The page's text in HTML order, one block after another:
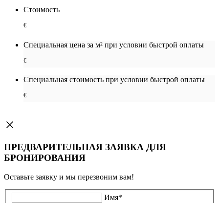
Стоимость
€
Специальная цена за м² при условии быстрой оплаты
€
Специальная cтоимость при условии быстрой оплаты
€
ПРЕДВАРИТЕЛЬНАЯ ЗАЯВКА ДЛЯ
БРОНИРОВАНИЯ
Оставьте заявку и мы перезвоним вам!
Имя*